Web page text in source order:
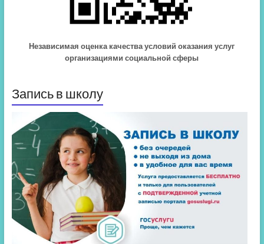
Независимая оценка качества условий оказания услуг
организациями социальной сферы
Запись в школу